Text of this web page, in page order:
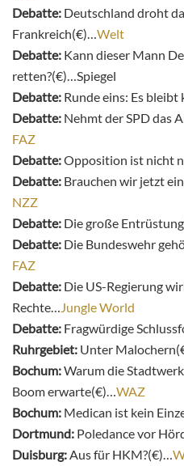
Debatte: Deutschland droht
Frankreich(€)… Welt
Debatte: Kann dieser Mann
retten?(€)…Spiegel
Debatte: Runde eins: Es bleibt
Debatte: Nehmt der SPD das
FAZ
Debatte:Opposition ist nicht
Debatte: Brauchen wir jetzt
NZZ
Debatte: Die große
Debatte: Die Bundeswehr
FAZ
Debatte: Die US-Regierung
Rechte…
Jungle World
Debatte: Fragwürdige
Ruhrgebiet: Unter
Bochum:Warum die
Boom erwarte(€)… WAZ
Bochum: Medican ist kein
Dortmund: Poledance vor
Duisburg: Aus für HKM?(€)…